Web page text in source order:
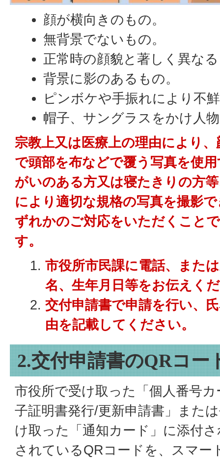
顔が横向きのもの。
無背景でないもの。
正常時の顔貌と著しく異な
背景に影のあるもの。
ピンボケや手振れにより不
帽子、サングラスをかけ人
宗教上又は医療上の理由により
で頭部を布などで覆う写真を使
がいのある方又は寝たきりの方
により適切な規格の写真を撮影
ずれかのご対応をいただくこと
す。
市役所市民課に電話、また
名、生年月日等をお伝えく
交付申請書で申請を行い、
由を記載してください。
2.交付申請書のQRコー
市役所で受け取った「個人番号
子証明書発行/更新申請書」また
け取った「通知カード」に添付
されているQRコードを、スマー